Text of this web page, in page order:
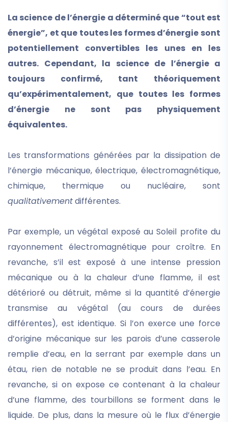
La science de l’énergie a déterminé que “tout est
énergie”, et que toutes les formes d’énergie sont
potentiellement convertibles les unes en les
autres. Cependant, la science de l’énergie a
toujours confirmé, tant théoriquement
qu’expérimentalement, que toutes les formes
d’énergie ne sont pas physiquement
équivalentes.
Les transformations générées par la dissipation de
l’énergie mécanique, électrique, électromagnétique,
chimique, thermique ou nucléaire, sont
qualitativementdifférentes.
Par exemple, un végétal exposé au Soleil profite du
rayonnement électromagnétique pour croître. En
revanche, s’il est exposé à une intense pression
mécanique ou à la chaleur d’une flamme, il est
détérioré ou détruit, même si la quantité d’énergie
transmise au végétal (au cours de durées
différentes), est identique. Si l’on exerce une force
d’origine mécanique sur les parois d’une casserole
remplie d’eau, en la serrant par exemple dans un
étau, rien de notable ne se produit dans l’eau. En
revanche, si on expose ce contenant à la chaleur
d’une flamme, des tourbillons se forment dans le
liquide. De plus, dans la mesure où le flux d’énergie